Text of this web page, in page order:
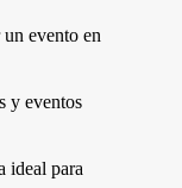
evento en
y eventos
ideal para